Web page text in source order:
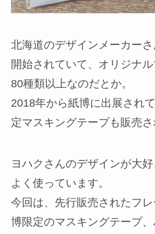
北海道のデザインメーカー
開始されていて、オリジナ
80種類以上なのだとか。
2018年から紙博に出展され
定マスキングテープも販売さ
ヨハクさんのデザインが大
よく使っています。
今回は、先行販売されたフ
博限定のマスキングテープ